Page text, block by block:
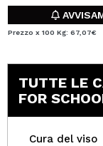
Prezzo x 100 Kg: 67,07€
TUTTE LE
FOR
Cura del viso